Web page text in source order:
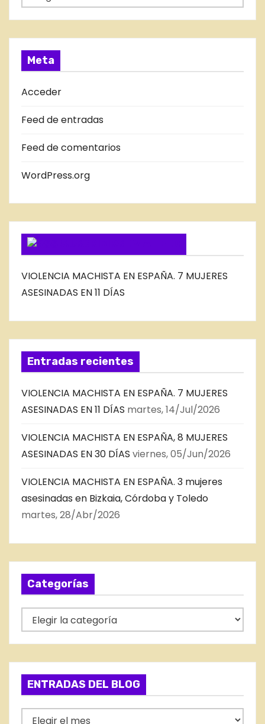
í
a
s
N
T
R
D
A
D
B
O
G
Meta
Acceder
Feed de entradas
Feed de comentarios
WordPress.org
VIOLENCIA MACHISTA EN ESPAÑA. 7 MUJERES
ASESINADAS EN 11 DÍAS
Entradas recientes
VIOLENCIA MACHISTA EN ESPAÑA. 7 MUJERES
ASESINADAS EN 11 DÍAS martes, 14/Jul/2026
VIOLENCIA MACHISTA EN ESPAÑA, 8 MUJERES
ASESINADAS EN 30 DÍAS viernes, 05/Jun/2026
VIOLENCIA MACHISTA EN ESPAÑA. 3 mujeres
asesinadas en Bizkaia, Córdoba y Toledo
martes, 28/Abr/2026
Categorías
a
t
e
o
ENTRADAS DEL BLOG